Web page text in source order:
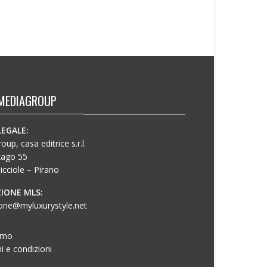
casa editrice s.r.l.
55
– Pirano
MLS:
e condizioni